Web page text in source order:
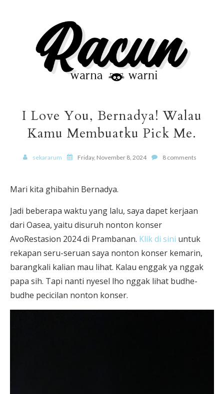
I Love You, Bernadya! Walau
Kamu Membuatku Pick Me.
sekararum Friday, November 8, 2024 8 comments
Mari kita ghibahin Bernadya.
Jadi beberapa waktu yang lalu, saya dapet kerjaan
dari Oasea, yaitu disuruh nonton konser
AvoRestasion 2024 di Prambanan. Klik di sini untuk
rekapan seru-seruan saya nonton konser kemarin,
barangkali kalian mau lihat. Kalau enggak ya nggak
papa sih. Tapi nanti nyesel lho nggak lihat budhe-
budhe pecicilan nonton konser.